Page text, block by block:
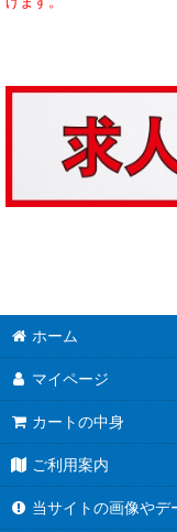
ホーム
マイページ
カートの中身
ご利用案内
当サイトの画像やデ